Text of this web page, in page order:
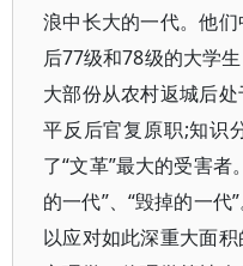
浪中长大的一代。他
后77级和78级的大学
大部份从农村返城后
平反后官复原职;知识
了“文革”最大的受害
的一代”、“毁掉的一
以应对如此深重大面积